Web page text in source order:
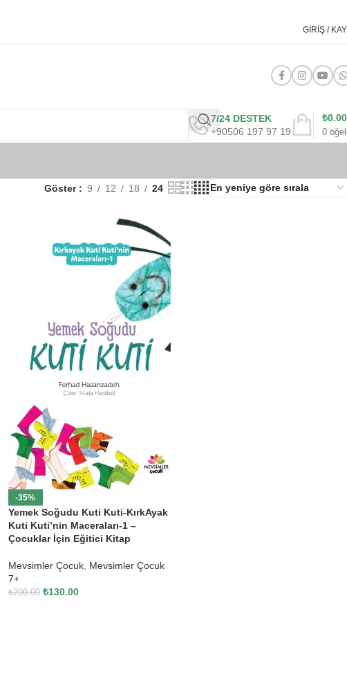
GIRIŞ /
7/24 DESTEK
+90506 197 97 19
0
₺0.00
Göster 9 12 18 24
-35%
Yemek Soğudu Kuti Kuti-KırkAyak
Kuti Kuti’nin Maceraları-1 –
Çocuklar İçin Eğitici Kitap
Mevsimler Çocuk, Mevsimler Çocuk
7+
₺200.00 ₺130.00